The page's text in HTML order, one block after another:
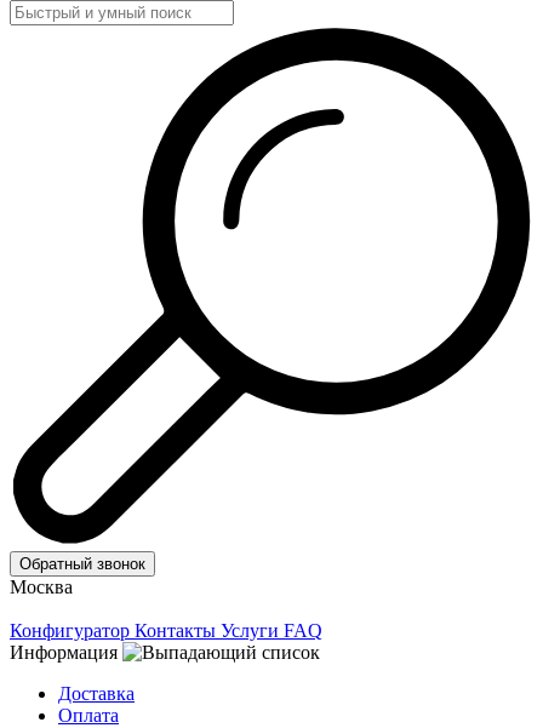
Обратный звонок
Москва
Конфигуратор Контакты Услуги FAQ
Информация
Доставка
Оплата